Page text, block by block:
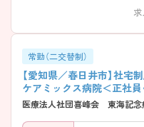
・一カ月単位の変形労働時間
トを敷いています → 生活リズ
ト ―――――――――――――――
大切にしています。 ・プリセプ
属前後の研修、定期的な時間内
タート → 経験に合わせて、無
――――――――――――――― ■ 急
ます ―――――――――――――――
常勤（二交替制）
【愛知県／春日井市】社宅
ケアミックス病院＜正社員
医療法人社団喜峰会 東海記念